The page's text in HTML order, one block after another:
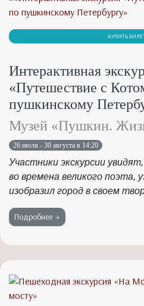
КУПИТЬ
Интерактивная
«Путешествие с
пушкинскому
Музей «Пушкин.
26 июля - 30 августа в 14:20
Участники экскурсии
во времена великого поэта,
изобразил город в своем
Подробнее →